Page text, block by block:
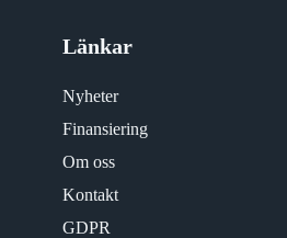
Länkar
Nyheter
Finansiering
Om oss
Kontakt
GDPR